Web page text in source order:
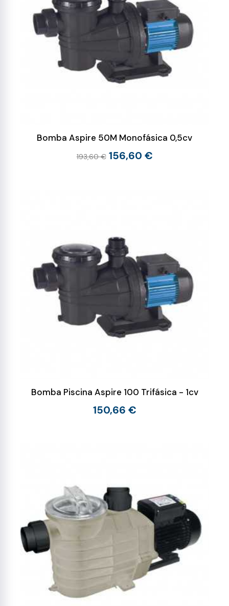
Bomba Aspire 50M Monofásica 0,5cv
193,60 € 156,60 €
Bomba Piscina Aspire 100 Trifásica - 1cv
150,66 €